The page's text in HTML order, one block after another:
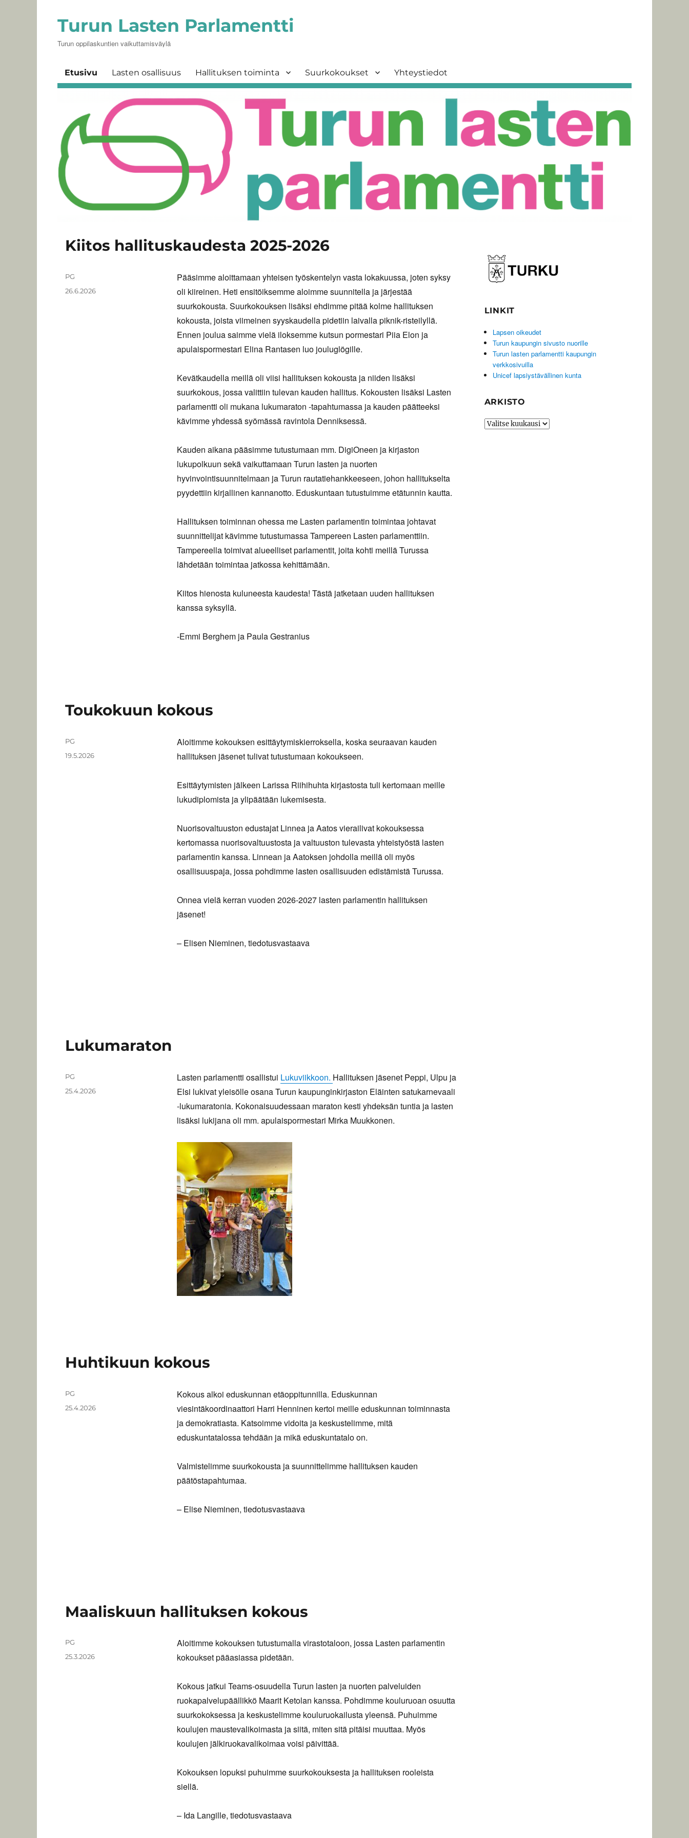
Turun Lasten Parlamentti
Turun oppilaskuntien vaikuttamisväylä
Etusivu Lasten osallisuus Hallituksen toiminta Suurkokoukset Yhteystiedot
Kiitos hallituskaudesta 2025-2026
Pääsimme aloittamaan yhteisen työskentelyn vasta lokakuussa, joten syksy
oli kiireinen. Heti ensitöiksemme aloimme suunnitella ja järjestää
suurkokousta. Suurkokouksen lisäksi ehdimme pitää kolme hallituksen
kokousta, joista viimeinen syyskaudella pidetiin laivalla piknik-risteilyllä.
Ennen joulua saimme vielä iloksemme kutsun pormestari Piia Elon ja
apulaispormestari Elina Rantasen luo jouluglögille.
Kevätkaudella meillä oli viisi hallituksen kokousta ja niiden lisäksi
suurkokous, jossa valittiin tulevan kauden hallitus. Kokousten lisäksi Lasten
parlamentti oli mukana lukumaraton -tapahtumassa ja kauden päätteeksi
kävimme yhdessä syömässä ravintola Denniksessä.
Kauden aikana pääsimme tutustumaan mm. DigiOneen ja kirjaston
lukupolkuun sekä vaikuttamaan Turun lasten ja nuorten
hyvinvointisuunnitelmaan ja Turun rautatiehankkeeseen, johon hallitukselta
pyydettiin kirjallinen kannanotto. Eduskuntaan tutustuimme etätunnin kautta.
Hallituksen toiminnan ohessa me Lasten parlamentin toimintaa johtavat
suunnittelijat kävimme tutustumassa Tampereen Lasten parlamenttiin.
Tampereella toimivat alueelliset parlamentit, joita kohti meillä Turussa
lähdetään toimintaa jatkossa kehittämään.
Kiitos hienosta kuluneesta kaudesta! Tästä jatketaan uuden hallituksen
kanssa syksyllä.
-Emmi Berghem ja Paula Gestranius
Kirjoittaja
PG
Julkaistu
26.6.2026
Toukokuun kokous
Aloitimme kokouksen esittäytymiskierroksella, koska seuraavan kauden
hallituksen jäsenet tulivat tutustumaan kokoukseen.
Esittäytymisten jälkeen Larissa Riihihuhta kirjastosta tuli kertomaan meille
lukudiplomista ja ylipäätään lukemisesta.
Nuorisovaltuuston edustajat Linnea ja Aatos vierailivat kokouksessa
kertomassa nuorisovaltuustosta ja valtuuston tulevasta yhteistyöstä lasten
parlamentin kanssa. Linnean ja Aatoksen johdolla meillä oli myös
osallisuuspaja, jossa pohdimme lasten osallisuuden edistämistä Turussa.
Onnea vielä kerran vuoden 2026-2027 lasten parlamentin hallituksen
jäsenet!
– Elisen Nieminen, tiedotusvastaava
Kirjoittaja
PG
Julkaistu
19.5.2026
Lukumaraton
Lasten parlamentti osallistui Lukuviikkoon. Hallituksen jäsenet Peppi, Ulpu ja
Elsi lukivat yleisölle osana Turun kaupunginkirjaston Eläinten satukarnevaali
-lukumaratonia. Kokonaisuudessaan maraton kesti yhdeksän tuntia ja lasten
lisäksi lukijana oli mm. apulaispormestari Mirka Muukkonen.
Kirjoittaja
PG
Julkaistu
25.4.2026
Huhtikuun kokous
Kokous alkoi eduskunnan etäoppitunnilla. Eduskunnan
viesintäkoordinaattori Harri Henninen kertoi meille eduskunnan toiminnasta
ja demokratiasta. Katsoimme vidoita ja keskustelimme, mitä
eduskuntatalossa tehdään ja mikä eduskuntatalo on.
Valmistelimme suurkokousta ja suunnittelimme hallituksen kauden
päätöstapahtumaa.
– Elise Nieminen, tiedotusvastaava
Kirjoittaja
PG
Julkaistu
25.4.2026
Maaliskuun hallituksen kokous
Aloitimme kokouksen tutustumalla virastotaloon, jossa Lasten parlamentin
kokoukset pääasiassa pidetään.
Kokous jatkui Teams-osuudella Turun lasten ja nuorten palveluiden
ruokapalvelupäällikkö Maarit Ketolan kanssa. Pohdimme kouluruoan osuutta
suurkokoksessa ja keskustelimme kouluruokailusta yleensä. Puhuimme
koulujen maustevalikoimasta ja siitä, miten sitä pitäisi muuttaa. Myös
koulujen jälkiruokavalikoimaa voisi päivittää.
Kokouksen lopuksi puhuimme suurkokouksesta ja hallituksen rooleista
siellä.
– Ida Langille, tiedotusvastaava
Kirjoittaja
PG
Julkaistu
25.3.2026
LINKIT
Lapsen oikeudet
Turun kaupungin sivusto nuorille
Turun lasten parlamentti kaupungin
verkkosivuilla
Unicef lapsiystävällinen kunta
ARKISTO
Arkisto